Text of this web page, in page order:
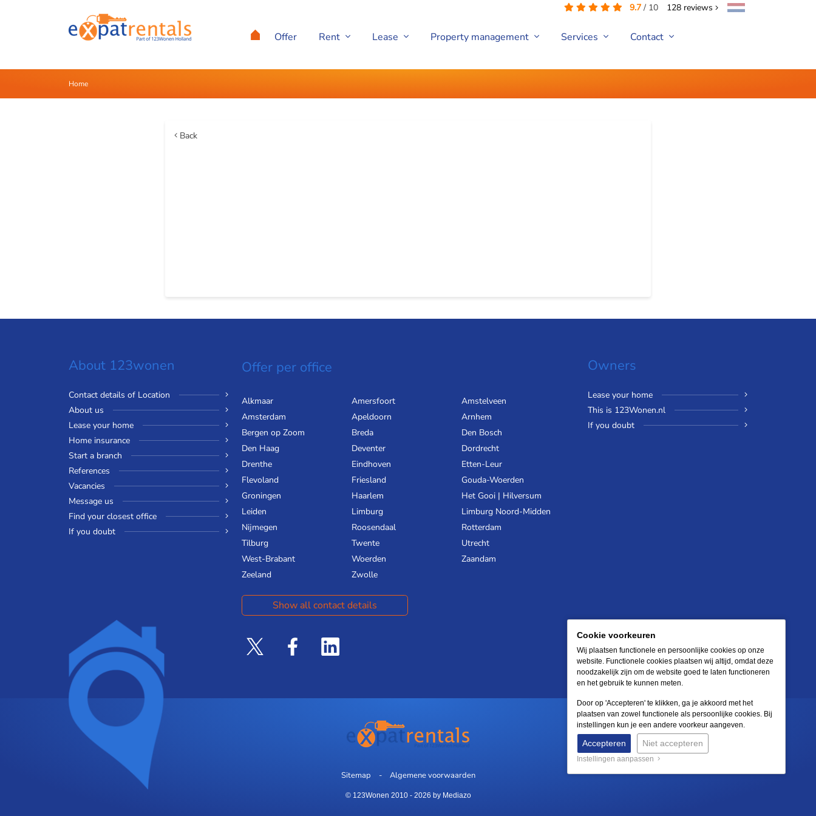
9.7 / 10 128 reviews
Offer Rent Lease Property management Services Contact
Home
Back
About 123wonen
Contact details of Location
About us
Lease your home
Home insurance
Start a branch
References
Vacancies
Message us
Find your closest office
If you doubt
Offer per office
Alkmaar Amersfoort
Amstelveen
Amsterdam
Apeldoorn
Arnhem
Bergen op Zoom
Breda
Den Bosch
Den Haag
Deventer
Dordrecht
Drenthe
Eindhoven
Etten-Leur
Flevoland
Friesland
Gouda-Woerden
Groningen
Haarlem
Het Gooi | Hilversum
Leiden
Limburg
Limburg Noord-Midden
Nijmegen
Roosendaal
Rotterdam
Tilburg
Twente
Utrecht
West-Brabant
Woerden
Zaandam
Zeeland
Zwolle
Show all contact details
Owners
Lease your home
This is 123Wonen.nl
If you doubt
Sitemap Algemene voorwaarden
© 123Wonen 2010 - 2026 by Mediazo
Cookie voorkeuren
Wij plaatsen functionele en persoonlijke cookies op onze
website. Functionele cookies plaatsen wij altijd, omdat deze
noodzakelijk zijn om de website goed te laten functioneren
en het gebruik te kunnen meten.
Door op 'Accepteren' te klikken, ga je akkoord met het
plaatsen van zowel functionele als persoonlijke cookies. Bij
instellingen kun je een andere voorkeur aangeven.
Accepteren Niet accepteren
Instellingen aanpassen